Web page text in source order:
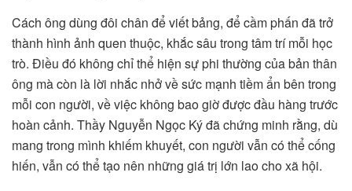
Cách ông dùng đôi chân để viết bảng, để cầm phấn đã trở
thành hình ảnh quen thuộc, khắc sâu trong tâm trí mỗi học
trò. Điều đó không chỉ thể hiện sự phi thường của bản thân
ông mà còn là lời nhắc nhở về sức mạnh tiềm ẩn bên trong
mỗi con người, về việc không bao giờ được đầu hàng trước
hoàn cảnh. Thầy Nguyễn Ngọc Ký đã chứng minh rằng, dù
mang trong mình khiếm khuyết, con người vẫn có thể cống
hiến, vẫn có thể tạo nên những giá trị lớn lao cho xã hội.